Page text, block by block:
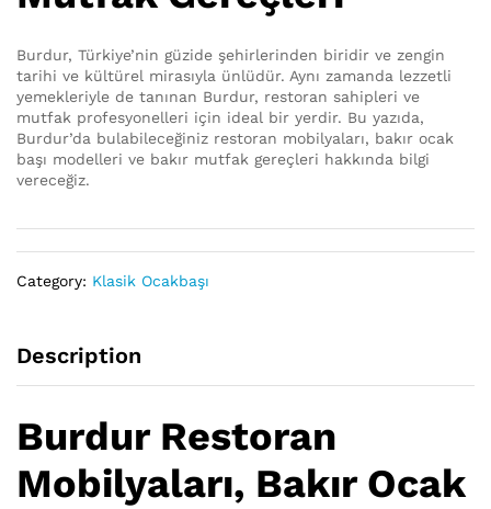
Burdur, Türkiye’nin güzide şehirlerinden biridir ve zengin
tarihi ve kültürel mirasıyla ünlüdür. Aynı zamanda lezzetli
yemekleriyle de tanınan Burdur, restoran sahipleri ve
mutfak profesyonelleri için ideal bir yerdir. Bu yazıda,
Burdur’da bulabileceğiniz restoran mobilyaları, bakır ocak
başı modelleri ve bakır mutfak gereçleri hakkında bilgi
vereceğiz.
Category: Klasik Ocakbaşı
Description
Burdur Restoran
Mobilyaları, Bakır Ocak